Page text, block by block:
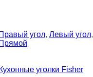
Правый угол, Левый угол,
Прямой
Кухонные уголки Fisher